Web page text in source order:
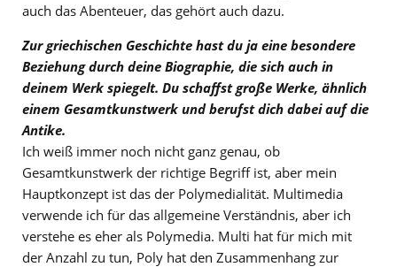
auch das Abenteuer, das gehört auch dazu.
Zur griechischen Geschichte hast du ja eine besondere
Beziehung durch deine Biographie, die sich auch in
deinem Werk spiegelt. Du schaffst große Werke, ähnlich
einem Gesamtkunstwerk und berufst dich dabei auf die
Antike.
Ich weiß immer noch nicht ganz genau, ob
Gesamtkunstwerk der richtige Begriff ist, aber mein
Hauptkonzept ist das der Polymedialität. Multimedia
verwende ich für das allgemeine Verständnis, aber ich
verstehe es eher als Polymedia. Multi hat für mich mit
der Anzahl zu tun, Poly hat den Zusammenhang zur